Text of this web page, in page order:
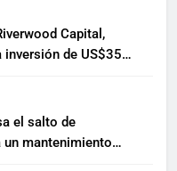
Capital,
inversión de US$35
el salto de
mantenimiento